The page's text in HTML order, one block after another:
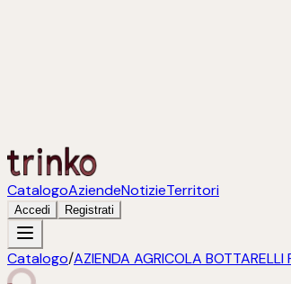
CatalogoAziendeNotizieTerritori
Accedi Registrati
Catalogo/AZIENDA AGRICOLA BOTTARELLI